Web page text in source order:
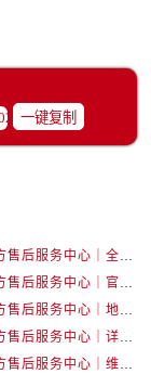
甘肃省金昌市金川区北京路售后服务中心（需提前预约）
甘肃省酒泉市肃州区西大街售后服务中心（需提前预约）
甘肃省临夏市城南街道团结路售后服务中心（需提前预约）
甘肃省陇南市武都区人民路售后服务中心（需提前预约）
一键复制
欧米茄中国官方售后服务中心｜全部地址与售后电话权威信息声明（2026年7月最新）
欧米茄中国官方售后服务中心｜官方电话和维修地址权威信息公告（2026年7月最新）
欧米茄中国官方售后服务中心｜地址与24小时服务电话权威信息公告（2026年7月最新）
欧米茄中国官方售后服务中心｜详细地址与官方电话权威信息通告（2026年7月最新）
欧米茄中国官方售后服务中心｜维修地址与售后服务电话权威信息声明（2026年7月最新）